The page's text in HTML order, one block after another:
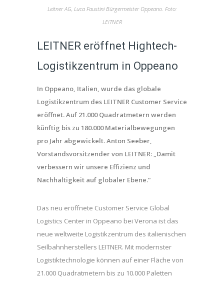
Leitner AG, Luca Faustini Bürgermeister Oppeano. Foto:
LEITNER
LEITNER eröffnet Hightech-
Logistikzentrum in Oppeano
In Oppeano, Italien, wurde das globale
Logistikzentrum des LEITNER Customer Service
eröffnet. Auf 21.000 Quadratmetern werden
künftig bis zu 180.000 Materialbewegungen
pro Jahr abgewickelt. Anton Seeber,
Vorstandsvorsitzender von LEITNER: „Damit
verbessern wir unsere Effizienz und
Nachhaltigkeit auf globaler Ebene.“
Das neu eröffnete Customer Service Global
Logistics Center in Oppeano bei Verona ist das
neue weltweite Logistikzentrum des italienischen
Seilbahnherstellers LEITNER. Mit modernster
Logistiktechnologie können auf einer Fläche von
21.000 Quadratmetern bis zu 10.000 Paletten